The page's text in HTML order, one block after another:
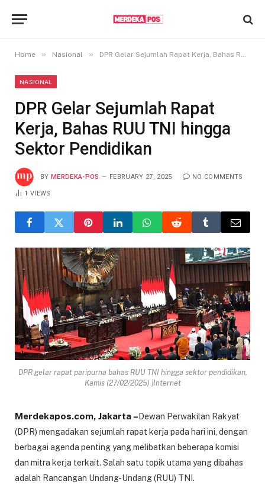
Home » Nasional » DPR Gelar Sejumlah Rapat Kerja, Bahas RUU TNI hingga Sektor Pendidikan
NASIONAL
DPR Gelar Sejumlah Rapat
Kerja, Bahas RUU TNI hingga
Sektor Pendidikan
BY MERDEKA-POS FEBRUARY 27, 2025 NO COMMENTS
1VIEWS
DPR gelar rapat paripurna bahas RUU TNI hingga sektor pendidikan,
Kamis (27/02/2025) |Internet
Merdekapos.com, Jakarta – Dewan Perwakilan Rakyat
(DPR) mengadakan sejumlah rapat kerja pada hari ini, dengan
berbagai agenda penting yang melibatkan beberapa komisi
dan mitra kerja terkait. Salah satu topik utama yang dibahas
adalah Rancangan Undang-Undang (RUU) TNI.